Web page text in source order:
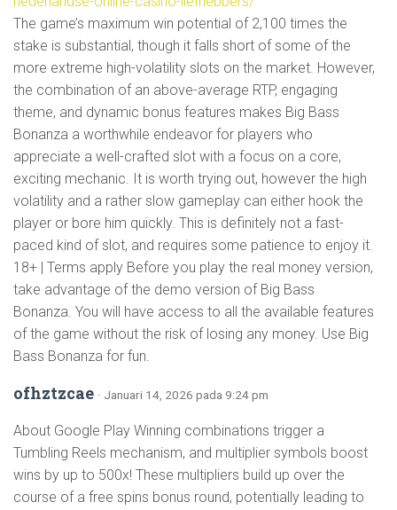
The game’s maximum win potential of 2,100 times the
stake is substantial, though it falls short of some of the
more extreme high-volatility slots on the market. However,
the combination of an above-average RTP, engaging
theme, and dynamic bonus features makes Big Bass
Bonanza a worthwhile endeavor for players who
appreciate a well-crafted slot with a focus on a core,
exciting mechanic. It is worth trying out, however the high
volatility and a rather slow gameplay can either hook the
player or bore him quickly. This is definitely not a fast-
paced kind of slot, and requires some patience to enjoy it.
18+ | Terms apply Before you play the real money version,
take advantage of the demo version of Big Bass
Bonanza. You will have access to all the available features
of the game without the risk of losing any money. Use Big
Bass Bonanza for fun.
ofhztzcae · Januari 14, 2026 pada 9:24 pm
About Google Play Winning combinations trigger a
Tumbling Reels mechanism, and multiplier symbols boost
wins by up to 500x! These multipliers build up over the
course of a free spins bonus round, potentially leading to